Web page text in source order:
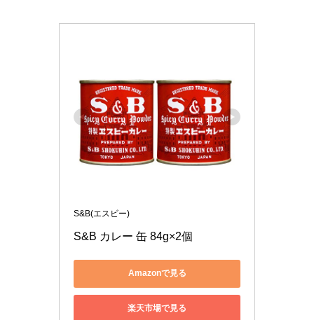
S&B(エスビー)
S&B カレー 缶 84g×2個
Amazonで見る
楽天市場で見る